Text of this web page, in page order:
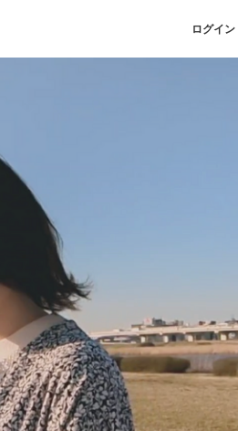
ログイン